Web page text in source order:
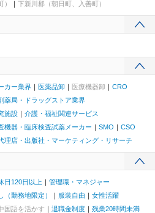
下新川郡（朝日町、入善町）
カー業界 医薬品卸 医療機器卸
CRO
薬局・ドラッグストア業界
施設
介護・福祉関連サービス
機器・臨床検査試薬メーカー SMO
CSO
理店・出版社・マーケティング・リサーチ
日120日以上
管理職・マネジャー
（勤務地限定） 服装自由
女性活躍
国語を活かす 退職金制度
残業20時間未満